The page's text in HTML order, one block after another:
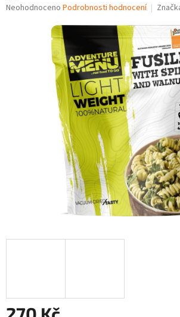
Průměrné
Neohodnoceno Podrobnosti hodnocení